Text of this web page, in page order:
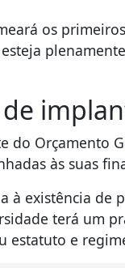
os
do Orçamento
às suas
à existência de
terá um
estatuto e